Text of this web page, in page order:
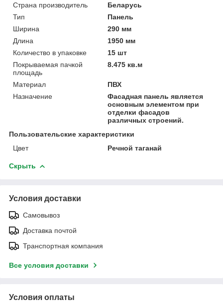
Страна производитель
Беларусь
Тип
Панель
Ширина
290 мм
Длина
1950 мм
Количество в упаковке
15 шт
Покрываемая пачкой
площадь
8.475 кв.м
Материал
ПВХ
Назначение
Фасадная панель является
основным элементом при
отделки фасадов
различных строений.
Пользовательские характеристики
Цвет
Речной таганай
Скрыть
Условия доставки
Самовывоз
Доставка почтой
Транспортная компания
Все условия доставки
Условия оплаты